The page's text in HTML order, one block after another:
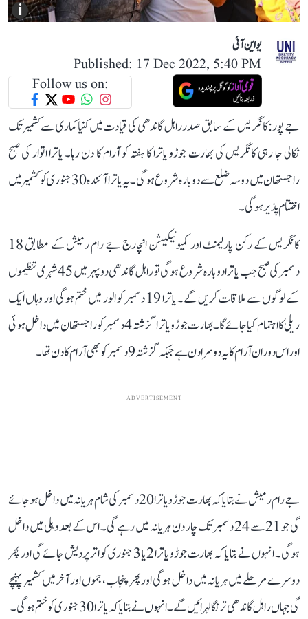
i
یو این آئی
Published: 17 Dec 2022, 5:40 PM
Follow us on:
جے پور: کانگریس کے سابق صدر راہل گاندھی کی قیادت میں کنیا کماری سے کشمیر تک
نکالی جا رہی کانگریس کی بھارت جوڑو یاترا کا ہفتہ کو آرام کا دن رہا۔ یاترا اتوار کی صبح
راجستھان میں دوسہ ضلع سے دوبارہ شروع ہوگی۔ یہ یاترا آئندہ 30 جنوری کو کشمیر میں
اختتام پذیر ہوگی۔
کانگریس کے رکن پارلیمنٹ اور کمیونیکیشن انچارج جے رام رمیش کے مطابق 18
دسمبر کی صبح جب یاترا دوبارہ شروع ہوگی تو راہل گاندھی دوپہر میں 45 شہری تنظیموں
کے لوگوں سے ملاقات کریں گے۔ یاترا 19 دسمبر کو الور میں ختم ہوگی اور وہاں ایک
ریلی کا اہتمام کیا جائے گا۔ بھارت جوڑو یاترا گزشتہ 4 دسمبر کو راجستھان میں داخل ہوئی
اور اس دوران آرام کا یہ دوسرا دن ہے جبکہ گزشتہ 9 دسمبر کو بھی آرام کا دن تھا۔
ADVERTISEMENT
جے رام رمیش نے بتایا کہ بھارت جوڑو یاترا 20 دسمبر کی شام ہریانہ میں داخل ہو جائے
گی جو 21 سے 24 دسمبر تک چار دن ہریانہ میں رہے گی۔ اس کے بعد دہلی میں داخل
ہوگی۔ انہوں نے بتایا کہ بھارت جوڑو یاترا 2 یا 3 جنوری کو اتر پردیش جائے گی اور پھر
دوسرے مرحلے میں ہریانہ میں داخل ہوگی اور پھر پنجاب، جموں اور آخر میں کشمیر پہنچے
گی جہاں راہل گاندھی ترنگا لہرائیں گے۔ انہوں نے بتایا کہ یاترا 30 جنوری کو ختم ہوگی۔